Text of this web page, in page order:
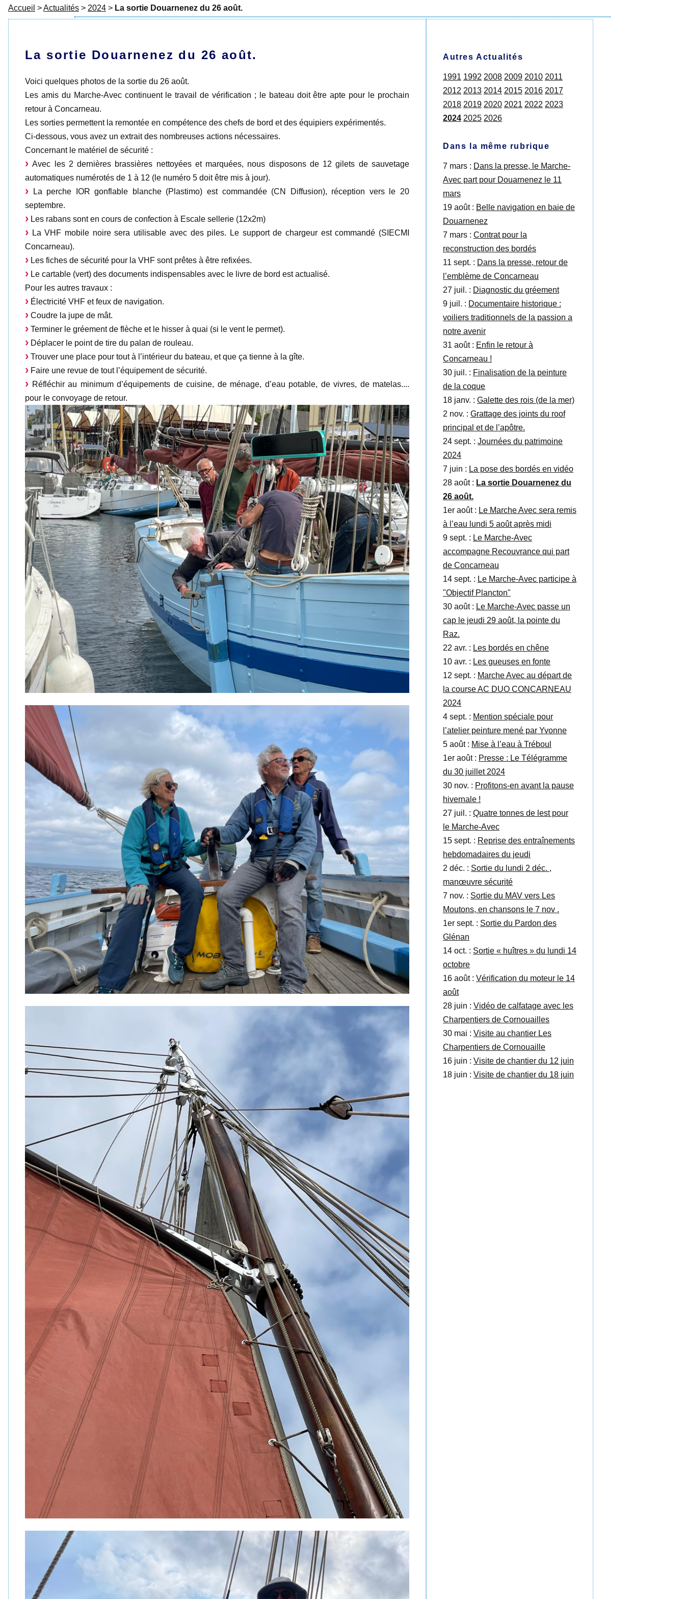
Accueil >Actualités > 2024 > La sortie Douarnenez du 26 août.
La sortie Douarnenez du 26 août.
Voici quelques photos de la sortie du 26 août.
Les amis du Marche-Avec continuent le travail de vérification ; le bateau doit être apte pour le prochain
retour à Concarneau.
Les sorties permettent la remontée en compétence des chefs de bord et des équipiers expérimentés.
Ci-dessous, vous avez un extrait des nombreuses actions nécessaires.
Concernant le matériel de sécurité :
Avec les 2 dernières brassières nettoyées et marquées, nous disposons de 12 gilets de sauvetage
automatiques numérotés de 1 à 12 (le numéro 5 doit être mis à jour).
La perche IOR gonflable blanche (Plastimo) est commandée (CN Diffusion), réception vers le 20
septembre.
Les rabans sont en cours de confection à Escale sellerie (12x2m)
La VHF mobile noire sera utilisable avec des piles. Le support de chargeur est commandé (SIECMI
Concarneau).
Les fiches de sécurité pour la VHF sont prêtes à être refixées.
Le cartable (vert) des documents indispensables avec le livre de bord est actualisé.
Pour les autres travaux :
Électricité VHF et feux de navigation.
Coudre la jupe de mât.
Terminer le gréement de flèche et le hisser à quai (si le vent le permet).
Déplacer le point de tire du palan de rouleau.
Trouver une place pour tout à l’intérieur du bateau, et que ça tienne à la gîte.
Faire une revue de tout l’équipement de sécurité.
Réfléchir au minimum d’équipements de cuisine, de ménage, d’eau potable, de vivres, de matelas....
pour le convoyage de retour.
Autres Actualités
1991 1992 2008 2009 2010 2011
2012 2013 2014 2015 2016 2017
2018 2019 2020 2021 2022 2023
2024 2025 2026
Dans la même rubrique
7 mars : Dans la presse, le Marche-
Avec part pour Douarnenez le 11
mars
19 août : Belle navigation en baie de
Douarnenez
7 mars : Contrat pour la
reconstruction des bordés
11 sept. : Dans la presse, retour de
l’emblème de Concarneau
27 juil. : Diagnostic du gréement
9 juil. : Documentaire historique :
voiliers traditionnels de la passion a
notre avenir
31 août : Enfin le retour à
Concarneau !
30 juil. : Finalisation de la peinture
de la coque
18 janv. : Galette des rois (de la mer)
2 nov. : Grattage des joints du roof
principal et de l’apôtre.
24 sept. : Journées du patrimoine
2024
7 juin : La pose des bordés en vidéo
28 août : La sortie Douarnenez du
26 août.
1er août : Le Marche Avec sera remis
à l’eau lundi 5 août après midi
9 sept. : Le Marche-Avec
accompagne Recouvrance qui part
de Concarneau
14 sept. : Le Marche-Avec participe à
"Objectif Plancton"
30 août : Le Marche-Avec passe un
cap le jeudi 29 août, la pointe du
Raz.
22 avr. : Les bordés en chêne
10 avr. : Les gueuses en fonte
12 sept. : Marche Avec au départ de
la course AC DUO CONCARNEAU
2024
4 sept. : Mention spéciale pour
l’atelier peinture mené par Yvonne
5 août : Mise à l’eau à Tréboul
1er août : Presse : Le Télégramme
du 30 juillet 2024
30 nov. : Profitons-en avant la pause
hivernale !
27 juil. : Quatre tonnes de lest pour
le Marche-Avec
15 sept. : Reprise des entraînements
hebdomadaires du jeudi
2 déc. : Sortie du lundi 2 déc. ,
manœuvre sécurité
7 nov. : Sortie du MAV vers Les
Moutons, en chansons le 7 nov .
1er sept. : Sortie du Pardon des
Glénan
14 oct. : Sortie « huîtres » du lundi 14
octobre
16 août : Vérification du moteur le 14
août
28 juin : Vidéo de calfatage avec les
Charpentiers de Cornouailles
30 mai : Visite au chantier Les
Charpentiers de Cornouaille
16 juin : Visite de chantier du 12 juin
18 juin : Visite de chantier du 18 juin